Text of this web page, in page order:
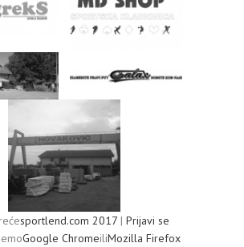
sportlend.com 2017| Prijavi se
Google ChromeiliMozilla Firefox